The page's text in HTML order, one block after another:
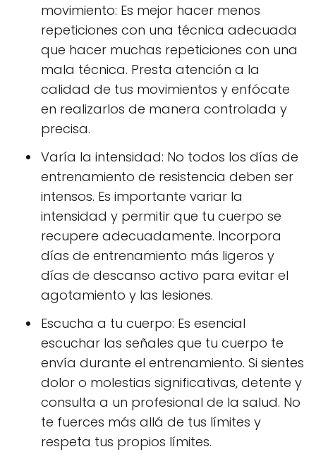
movimiento: Es mejor hacer menos
repeticiones con una técnica adecuada
que hacer muchas repeticiones con una
mala técnica. Presta atención a la
calidad de tus movimientos y enfócate
en realizarlos de manera controlada y
precisa.
Varía la intensidad: No todos los días de
entrenamiento de resistencia deben ser
intensos. Es importante variar la
intensidad y permitir que tu cuerpo se
recupere adecuadamente. Incorpora
días de entrenamiento más ligeros y
días de descanso activo para evitar el
agotamiento y las lesiones.
Escucha a tu cuerpo: Es esencial
escuchar las señales que tu cuerpo te
envía durante el entrenamiento. Si sientes
dolor o molestias significativas, detente y
consulta a un profesional de la salud. No
te fuerces más allá de tus límites y
respeta tus propios límites.